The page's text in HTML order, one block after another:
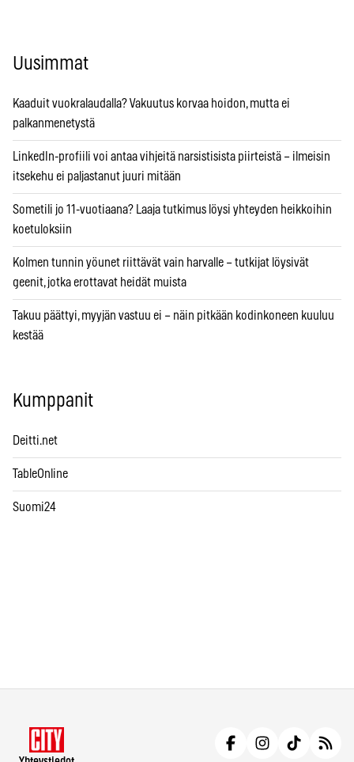
Uusimmat
Kaaduit vuokralaudalla? Vakuutus korvaa hoidon, mutta ei
palkanmenetystä
LinkedIn-profiili voi antaa vihjeitä narsistisista piirteistä – ilmeisin
itsekehu ei paljastanut juuri mitään
Sometili jo 11-vuotiaana? Laaja tutkimus löysi yhteyden heikkoihin
koetuloksiin
Kolmen tunnin yöunet riittävät vain harvalle – tutkijat löysivät
geenit, jotka erottavat heidät muista
Takuu päättyi, myyjän vastuu ei – näin pitkään kodinkoneen kuuluu
kestää
Kumppanit
Deitti.net
TableOnline
Suomi24